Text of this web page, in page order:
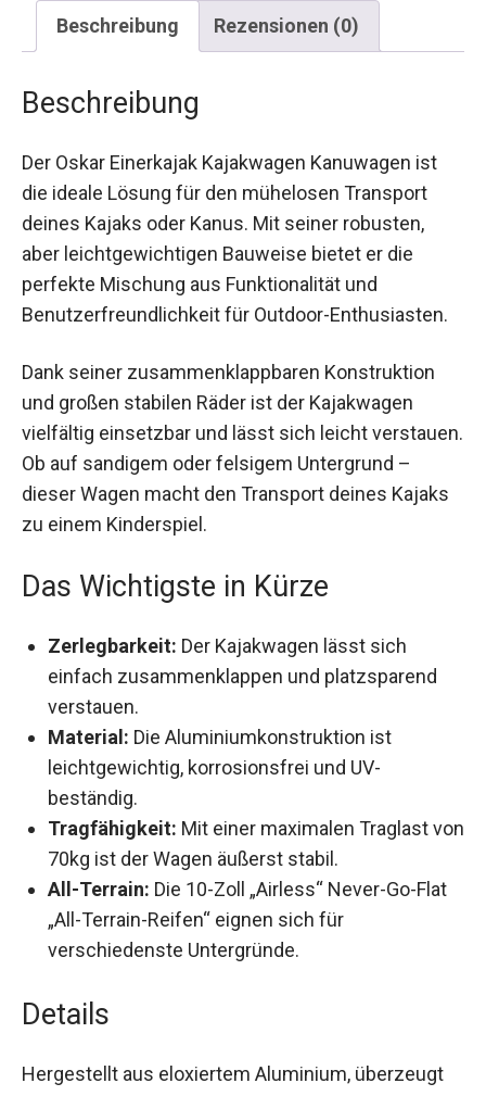
Beschreibung Rezensionen (0)
Beschreibung
Der Oskar Einerkajak Kajakwagen Kanuwagen ist
die ideale Lösung für den mühelosen Transport
deines Kajaks oder Kanus. Mit seiner robusten,
aber leichtgewichtigen Bauweise bietet er die
perfekte Mischung aus Funktionalität und
Benutzerfreundlichkeit für Outdoor-Enthusiasten.
Dank seiner zusammenklappbaren Konstruktion
und großen stabilen Räder ist der Kajakwagen
vielfältig einsetzbar und lässt sich leicht
verstauen. Ob auf sandigem oder felsigem
Untergrund – dieser Wagen macht den Transport
deines Kajaks zu einem Kinderspiel.
Das Wichtigste in Kürze
Zerlegbarkeit: Der Kajakwagen lässt sich
einfach zusammenklappen und platzsparend
verstauen.
Material: Die Aluminiumkonstruktion ist
leichtgewichtig, korrosionsfrei und UV-
beständig.
Tragfähigkeit: Mit einer maximalen Traglast
von 70kg ist der Wagen äußerst stabil.
All-Terrain:
Die 10-Zoll „Airless“ Never-Go-Flat
„All-Terrain-Reifen“ eignen sich für
verschiedenste Untergründe.
Details
Hergestellt aus eloxiertem Aluminium, überzeugt